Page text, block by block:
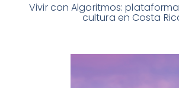
Vivir con Algoritmos:
cultura en Costa